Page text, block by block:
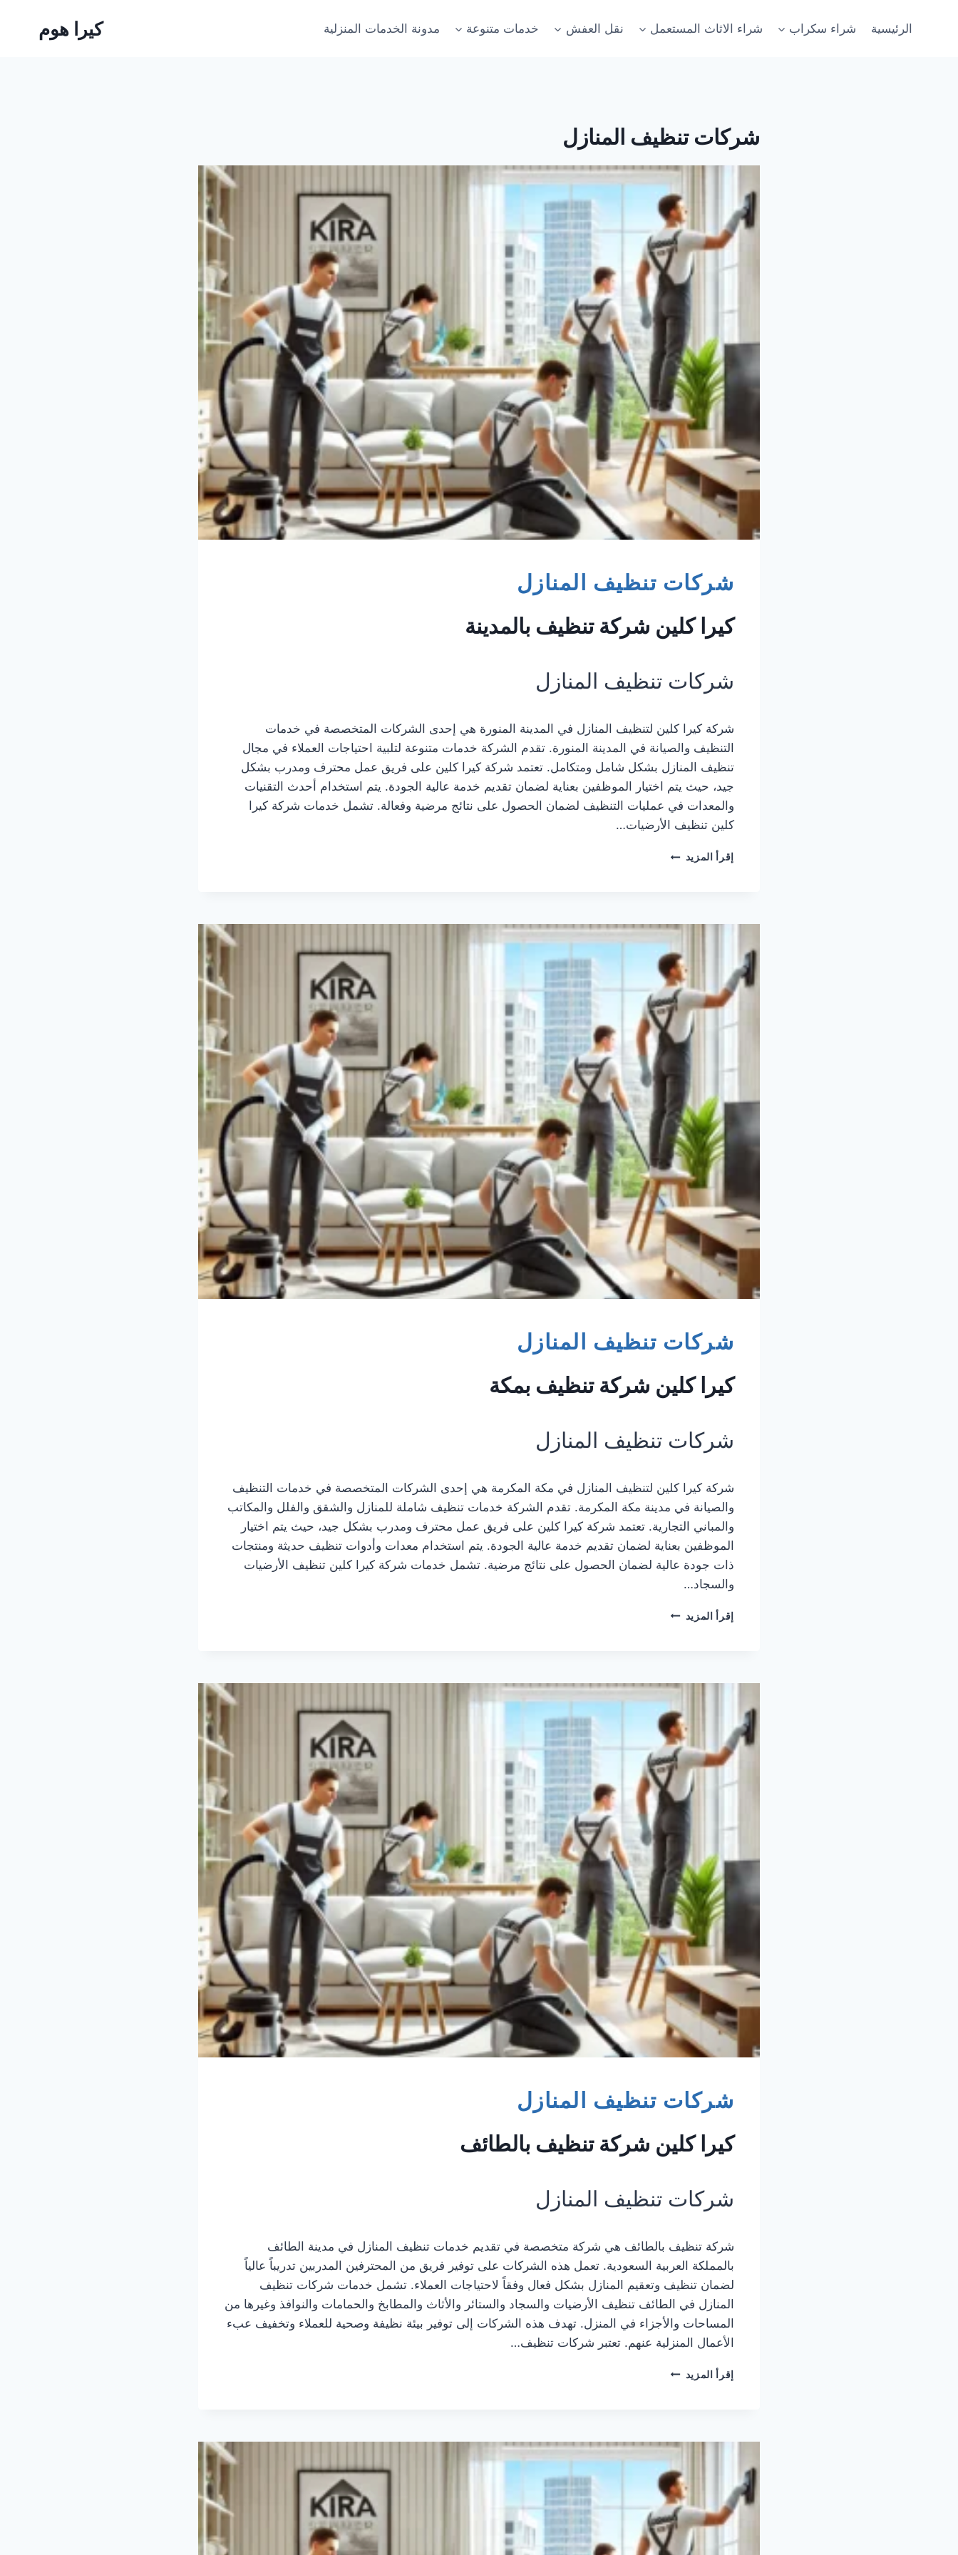
الرئيسية شراء سكراب شراء الاثاث المستعمل نقل العفش خدمات متنوعة مدونة الخدمات المنزلية كيرا هوم
شركات تنظيف المنازل
شركات تنظيف المنازل
كيرا كلين شركة تنظيف بالمدينة
شركات تنظيف المنازل
شركة كيرا كلين لتنظيف المنازل في المدينة المنورة هي إحدى الشركات المتخصصة في خدمات
التنظيف والصيانة في المدينة المنورة. تقدم الشركة خدمات متنوعة لتلبية احتياجات العملاء في مجال
تنظيف المنازل بشكل شامل ومتكامل. تعتمد شركة كيرا كلين على فريق عمل محترف ومدرب بشكل
جيد، حيث يتم اختيار الموظفين بعناية لضمان تقديم خدمة عالية الجودة. يتم استخدام أحدث التقنيات
والمعدات في عمليات التنظيف لضمان الحصول على نتائج مرضية وفعالة. تشمل خدمات شركة كيرا
كلين تنظيف الأرضيات…
إقرأ المزيد كيرا
شركات تنظيف المنازل
كيرا كلين شركة تنظيف بمكة
شركات تنظيف المنازل
شركة كيرا كلين لتنظيف المنازل في مكة المكرمة هي إحدى الشركات المتخصصة في خدمات التنظيف
والصيانة في مدينة مكة المكرمة. تقدم الشركة خدمات تنظيف شاملة للمنازل والشقق والفلل والمكاتب
والمباني التجارية. تعتمد شركة كيرا كلين على فريق عمل محترف ومدرب بشكل جيد، حيث يتم اختيار
الموظفين بعناية لضمان تقديم خدمة عالية الجودة. يتم استخدام معدات وأدوات تنظيف حديثة ومنتجات
ذات جودة عالية لضمان الحصول على نتائج مرضية. تشمل خدمات شركة كيرا كلين تنظيف الأرضيات
والسجاد…
إقرأ المزيد كيرا
شركات تنظيف المنازل
كيرا كلين شركة تنظيف بالطائف
شركات تنظيف المنازل
شركة تنظيف بالطائف هي شركة متخصصة في تقديم خدمات تنظيف المنازل في مدينة الطائف
بالمملكة العربية السعودية. تعمل هذه الشركات على توفير فريق من المحترفين المدربين تدريباً عالياً
لضمان تنظيف وتعقيم المنازل بشكل فعال وفقاً لاحتياجات العملاء. تشمل خدمات شركات تنظيف
المنازل في الطائف تنظيف الأرضيات والسجاد والستائر والأثاث والمطابخ والحمامات والنوافذ وغيرها من
المساحات والأجزاء في المنزل. تهدف هذه الشركات إلى توفير بيئة نظيفة وصحية للعملاء وتخفيف عبء
الأعمال المنزلية عنهم. تعتبر شركات تنظيف…
إقرأ المزيد كيرا